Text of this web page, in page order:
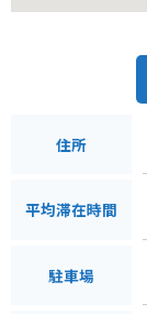
住所
平均滞在時間
駐車場